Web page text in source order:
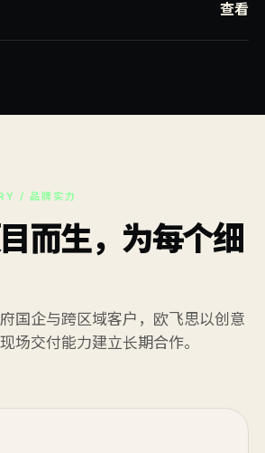
查看
/ 品牌实力
而生，为每个细
国企与跨区域客户，欧飞思以创意
场交付能力建立长期合作。